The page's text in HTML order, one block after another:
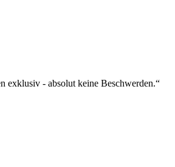
exklusiv - absolut keine Beschwerden.“